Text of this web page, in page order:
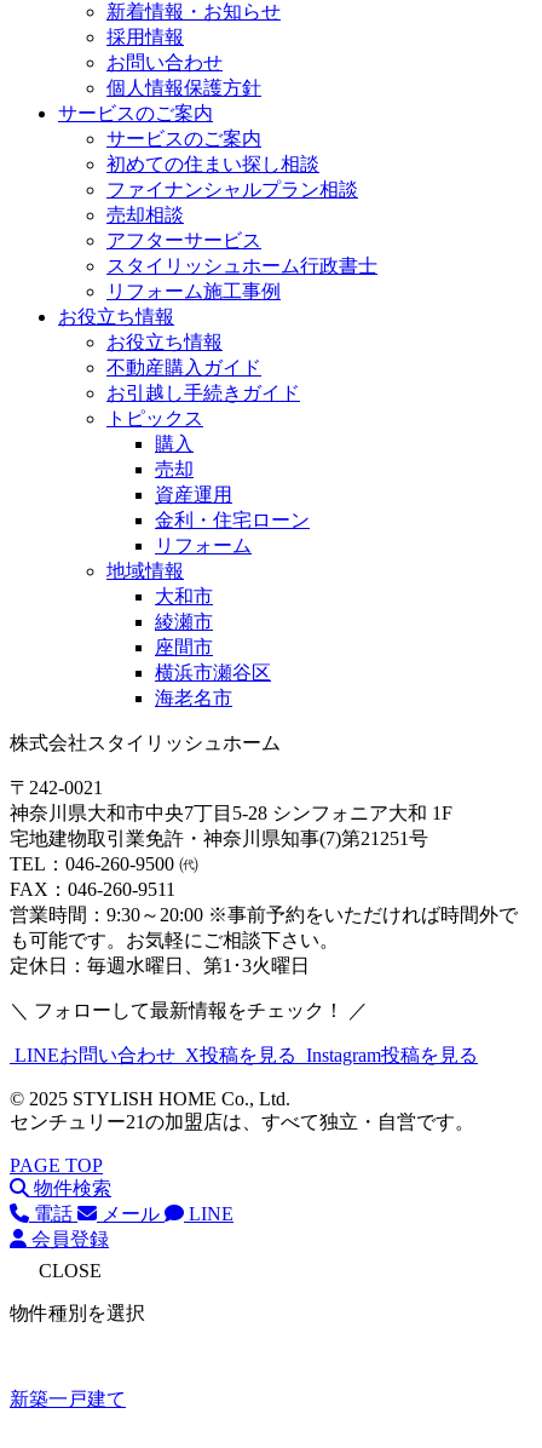
新着情報・お知らせ
採用情報
お問い合わせ
個人情報保護方針
サービスのご案内
サービスのご案内
初めての住まい探し相談
ファイナンシャルプラン相談
売却相談
アフターサービス
スタイリッシュホーム行政書士
リフォーム施工事例
お役立ち情報
お役立ち情報
不動産購入ガイド
お引越し手続きガイド
トピックス
購入
売却
資産運用
金利・住宅ローン
リフォーム
地域情報
大和市
綾瀬市
座間市
横浜市瀬谷区
海老名市
株式会社スタイリッシュホーム
〒242-0021
神奈川県大和市中央7丁目5-28 シンフォニア大和 1F
宅地建物取引業免許・神奈川県知事(7)第21251号
TEL：046-260-9500 ㈹
FAX：046-260-9511
営業時間：9:30～20:00 ※事前予約をいただければ時間外で
も可能です。お気軽にご相談下さい。
定休日：毎週水曜日、第1･3火曜日
＼ フォローして最新情報をチェック！ ／
LINEお問い合わせ X投稿を見る Instagram投稿を見る
© 2025 STYLISH HOME Co., Ltd.
センチュリー21の加盟店は、すべて独立・自営です。
PAGE TOP
物件検索
電話
メール
LINE
会員登録
CLOSE
物件種別を選択
新築一戸建て